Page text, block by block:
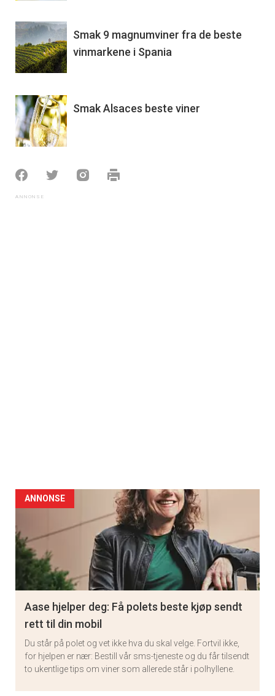
Smak 9 magnumviner fra de beste
vinmarkene i Spania
Smak Alsaces beste viner
ANNONSE
Aase hjelper deg: Få polets beste kjøp sendt
rett til din mobil
Du står på polet og vet ikke hva du skal velge. Fortvil ikke,
for hjelpen er nær: Bestill vår sms-tjeneste og du får tilsendt
to ukentlige tips om viner som allerede står i polhyllene.